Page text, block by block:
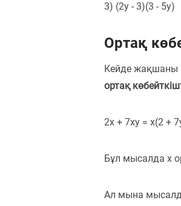
3) (2y - 3)(3 - 5y)
Ортақ
Кейде жақшаны
ортақ
2x + 7xy = x(2 +
Бұл мысалда x
Ал мына